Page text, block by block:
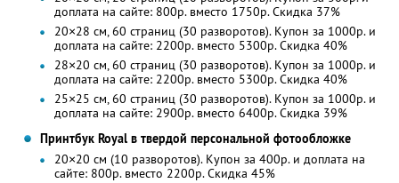
доплата на сайте: 800р. вместо 1750р. Скидка 37%
20×28 см, 60 страниц (30 разворотов). Купон за 1000р. и
доплата на сайте: 2200р. вместо 5300р. Скидка 40%
28×20 см, 60 страниц (30 разворотов). Купон за 1000р. и
доплата на сайте: 2200р. вместо 5300р. Скидка 40%
25×25 см, 60 страниц (30 разворотов). Купон за 1000р. и
доплата на сайте: 2900р. вместо 6400р. Скидка 39%
Принтбук Royal в твердой персональной фотообложке
20×20 см (10 разворотов). Купон за 400р. и доплата на
сайте: 800р. вместо 2200р. Скидка 45%